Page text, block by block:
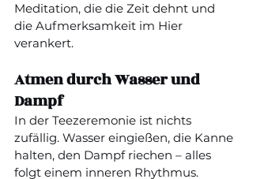
Meditation, die die Zeit dehnt und
die Aufmerksamkeit im Hier
verankert.
Atmen durch Wasser und
Dampf
In der Teezeremonie ist nichts
zufällig. Wasser eingießen, die Kanne
halten, den Dampf riechen – alles
folgt einem inneren Rhythmus.